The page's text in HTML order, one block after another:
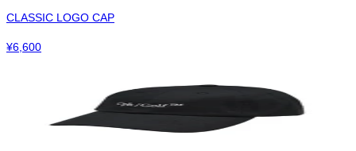
CLASSIC LOGO CAP
¥6,600